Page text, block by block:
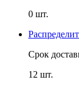
0 шт.
Срок
12 шт.